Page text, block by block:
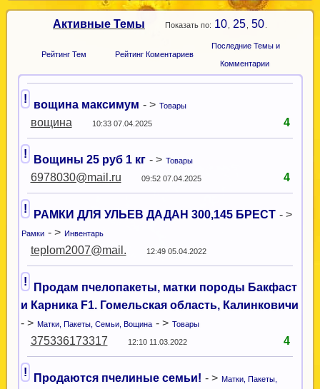
последний месяц только с
яндекса!
Активные Темы Показать по: 10 25 50
Рейтинг Тем Рейтинг Коментариев
Последние Темы и
Комментарии
! вощина максимум - > Товары
вощина 10:33 07.04.2025 4
! Вощины 25 руб 1 кг - > Товары
6978030@mail.ru 09:52 07.04.2025 4
! РАМКИ ДЛЯ УЛЬЕВ ДАДАН 300,145 БРЕСТ - >
Рамки - > Инвентарь
teplom2007@mail. 12:49 05.04.2022
!
Продам пчелопакеты, матки породы Бакфаст
и Карника F1. Гомельская область, Калинковичи
- > Матки, Пакеты, Семьи, Вощина - > Товары
375336173317 12:10 11.03.2022 4
! Продаются пчелиные семьи! - > Матки, Пакеты,